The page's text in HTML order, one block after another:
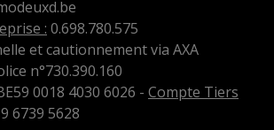
: 0.698.780.575
et cautionnement via AXA
n°730.390.160
0018 4030 6026 - Compte Tiers
6739 5628